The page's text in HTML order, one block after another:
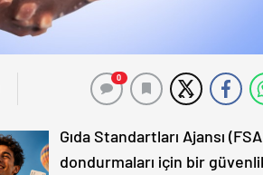
0
Gıda Standartları Ajansı
dondurmaları için bir güvenlik